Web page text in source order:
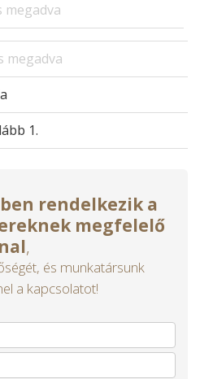
megadva
megadva
1.
rendelkezik a
megfelelő
,
és munkatársunk
a kapcsolatot!